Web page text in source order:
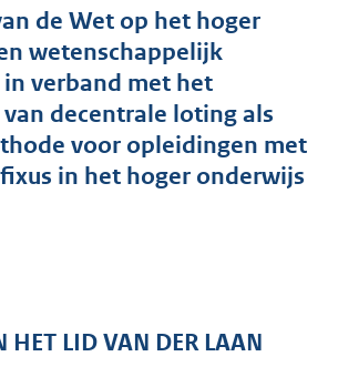
s
g
r
o
t
t
de Wet op het hoger
wetenschappelijk
verband met het
decentrale loting als
voor opleidingen met
in het hoger onderwijs
HET LID VAN DER LAAN